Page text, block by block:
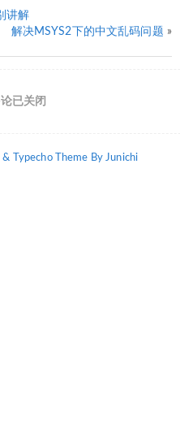
讲解
解决MSYS2下的中文乱码问题 »
已关闭
& Typecho Theme By Junichi